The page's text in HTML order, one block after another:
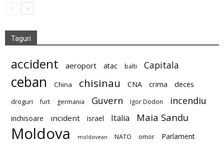
Taguri
accident aeroport atac balti Capitala
ceban China chisinau CNA crima deces
droguri furt germania Guvern Igor Dodon incendiu
inchisoare incident israel Italia Maia Sandu
Moldova moldovean NATO omor Parlament